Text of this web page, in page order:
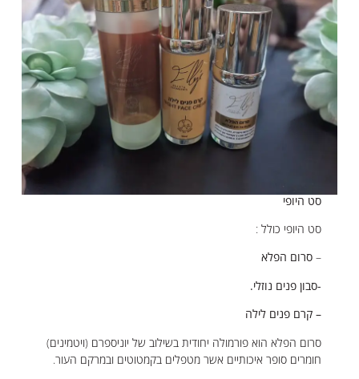
סט היופי
סט היופי כולל :
סרום הפלא
-סבון פנים נוזלי.
– קרם פנים לילה
סרום הפלא הוא פורמולה יחודית בשילוב של יוניספרם (ויטמינים)
חומרים סופר איכותיים אשר מטפלים בקמטוטים ובמרקם העור.